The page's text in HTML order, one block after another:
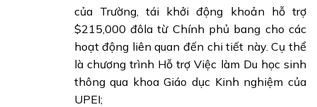
của Trường, tái khởi động khoản hỗ trợ
$215,000 đôla từ Chính phủ bang cho các
hoạt động liên quan đến chi tiết này. Cụ thể
là chương trình Hỗ trợ Việc làm Du học sinh
thông qua khoa Giáo dục Kinh nghiệm của
UPEI;